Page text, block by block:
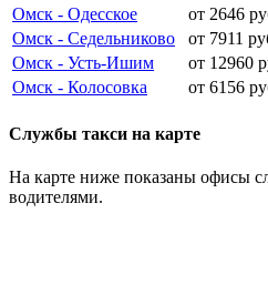
Омск - Одесское
от 2646
Омск - Седельниково
от 7911
Омск - Усть-Ишим
от 12960
Омск - Колосовка
от 6156
Службы такси на карте
На карте ниже показаны офисы
водителями.